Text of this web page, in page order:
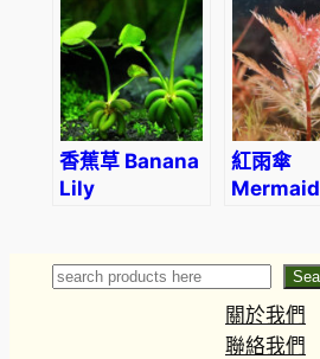
(Nymphoides
indica
‘Montana’)
Floater
fluitans)
包含12 –
葉子)
香蕉草 Banana
Lily
紅雨傘
Mermaid
Search
關於我們
聯絡我們